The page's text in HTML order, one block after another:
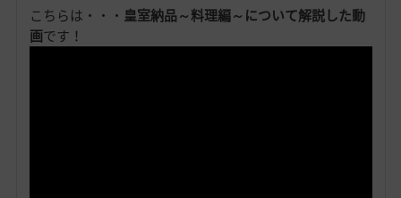
こちらは・・・ 皇室納品～料理編～について解説した動
画です！